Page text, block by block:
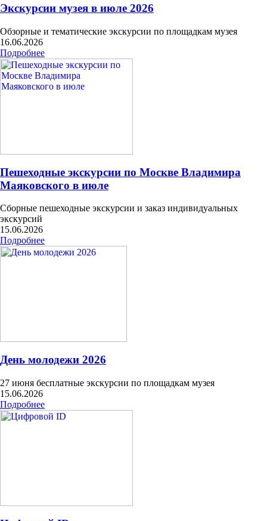
Экскурсии музея в июле 2026
Обзорные и тематические экскурсии по площадкам музея
16.06.2026
Подробнее
Пешеходные экскурсии по Москве Владимира
Маяковского в июле
Сборные пешеходные экскурсии и заказ индивидуальных
экскурсий
15.06.2026
Подробнее
День молодежи 2026
27 июня бесплатные экскурсии по площадкам музея
15.06.2026
Подробнее